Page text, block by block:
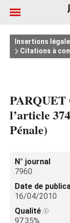
Insertions
Citations à
PARQUET
l’article
Pénale)
N° journal
7960
Date de
16/04/2010
Qualité
97.35%